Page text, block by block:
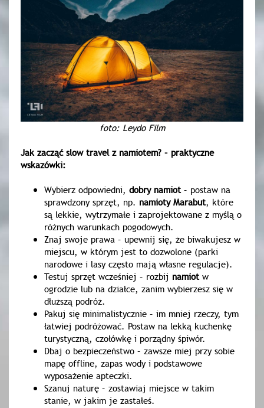
foto: Leydo Film
Jak zacząć slow travel z namiotem? – praktyczne
wskazówki:
Wybierz odpowiedni, dobry namiot– postaw na
sprawdzony sprzęt, np. namioty Marabut, które
są lekkie, wytrzymałe i zaprojektowane z myślą o
różnych warunkach pogodowych.
Znaj swoje prawa – upewnij się, że biwakujesz w
miejscu, w którym jest to dozwolone (parki
narodowe i lasy często mają własne regulacje).
Testuj sprzęt wcześniej – rozbij namiotw
ogrodzie lub na działce, zanim wybierzesz się w
dłuższą podróż.
Pakuj się minimalistycznie – im mniej rzeczy, tym
łatwiej podróżować. Postaw na lekką kuchenkę
turystyczną, czołówkę i porządny śpiwór.
Dbaj o bezpieczeństwo – zawsze miej przy sobie
mapę offline, zapas wody i podstawowe
wyposażenie apteczki.
Szanuj naturę – zostawiaj miejsce w takim
stanie, w jakim je zastałeś.